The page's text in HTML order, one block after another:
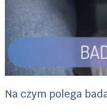
Na czym polega